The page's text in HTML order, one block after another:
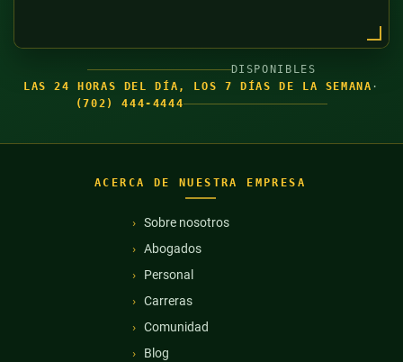
DISPONIBLES
LAS 24 HORAS DEL DÍA, LOS 7 DÍAS DE LA SEMANA ·
(702) 444-4444
ACERCA DE NUESTRA EMPRESA
Sobre nosotros
Abogados
Personal
Carreras
Comunidad
Blog